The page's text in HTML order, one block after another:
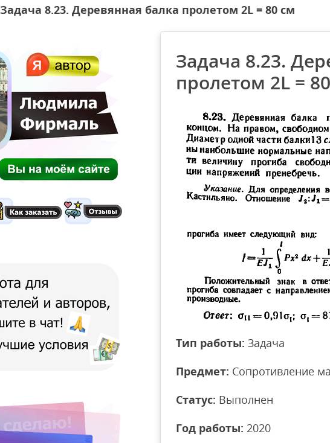
Задача 8.23. Деревянная балка пролетом 2L = 80 см
Задача 8.23.
пролетом 2L =
Тип работы: Задача
Предмет: Сопротивление
Статус: Выполнен
Год работы: 2020